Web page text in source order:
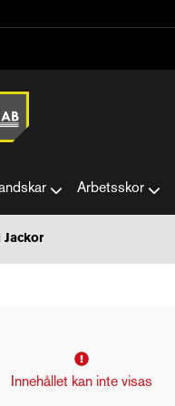
Arbetsskor
Jackor
Innehållet kan inte visas